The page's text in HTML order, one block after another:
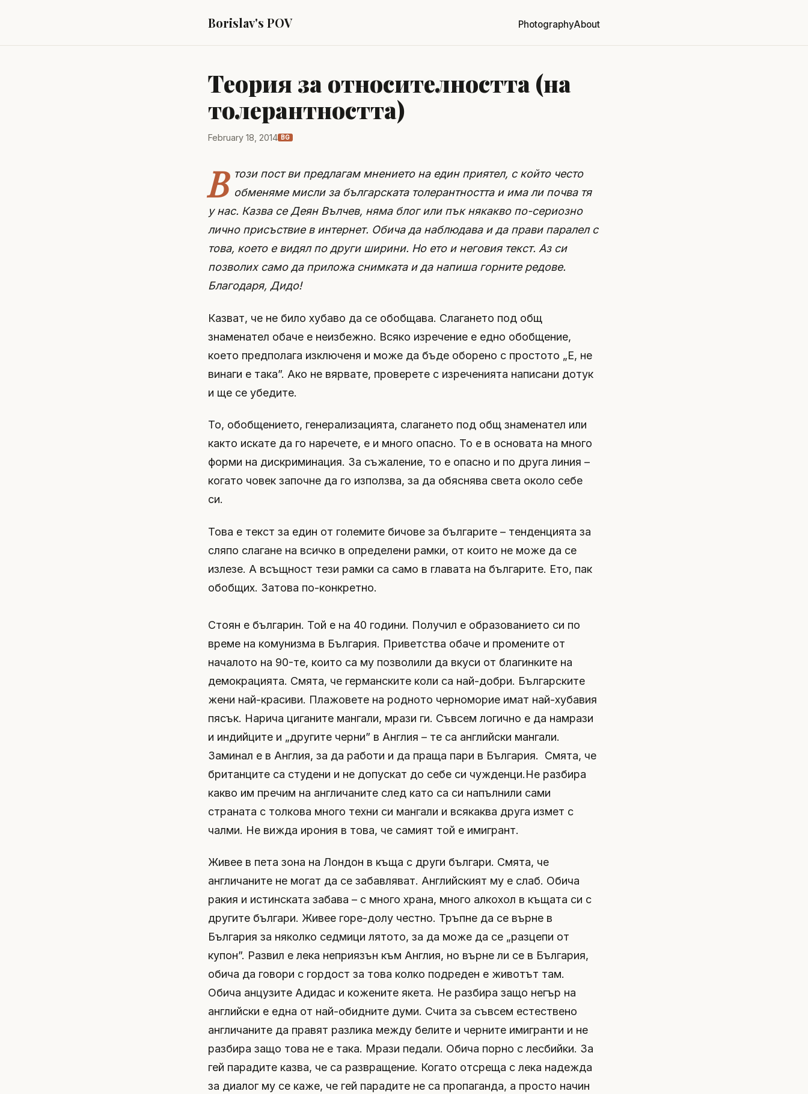
Borislav's POV PhotographyAbout
Теория за относителността (на
толерантността)
February 18, 2014 BG
В този пост ви предлагам мнението на един приятел, с който често
обменяме мисли за българската толерантността и има ли почва тя
у нас. Казва се Деян Вълчев, няма блог или пък някакво по-сериозно
лично присъствие в интернет. Обича да наблюдава и да прави паралел с
това, което е видял по други ширини. Но ето и неговия текст. Аз си
позволих само да приложа снимката и да напиша горните редове.
Благодаря, Дидо!
Казват, че не било хубаво да се обобщава. Слагането под общ
знаменател обаче е неизбежно. Всяко изречение е едно обобщение,
което предполага изключеня и може да бъде оборено с простото „Е, не
винаги е така”. Ако не вярвате, проверете с изреченията написани дотук
и ще се убедите.
То, обобщението, генерализацията, слагането под общ знаменател или
както искате да го наречете, е и много опасно. То е в основата на много
форми на дискриминация. За съжаление, то е опасно и по друга линия –
когато човек започне да го използва, за да обяснява света около себе
си.
Това е текст за един от големите бичове за българите – тенденцията за
сляпо слагане на всичко в определени рамки, от които не може да се
излезе. А всъщност тези рамки са само в главата на българите. Ето, пак
обобщих. Затова по-конкретно.
Стоян е българин. Той е на 40 години. Получил е образованието си по
време на комунизма в България. Приветства обаче и промените от
началото на 90-те, които са му позволили да вкуси от благинките на
демокрацията. Смята, че германските коли са най-добри. Българските
жени най-красиви. Плажовете на родното черноморие имат най-хубавия
пясък. Нарича циганите мангали, мрази ги. Съвсем логично е да намрази
и индийците и „другите черни” в Англия – те са английски мангали.
Заминал е в Англия, за да работи и да праща пари в България. Смята, че
британците са студени и не допускат до себе си чужденци.Не разбира
какво им пречим на англичаните след като са си напълнили сами
страната с толкова много техни си мангали и всякаква друга измет с
чалми. Не вижда ирония в това, че самият той е имигрант.
Живее в пета зона на Лондон в къща с други българи. Смята, че
англичаните не могат да се забавляват. Английският му е слаб. Обича
ракия и истинската забава – с много храна, много алкохол в къщата си с
другите българи. Живее горе-долу честно. Тръпне да се върне в
България за няколко седмици лятото, за да може да се „разцепи от
купон”. Развил е лека неприязън към Англия, но върне ли се в България,
обича да говори с гордост за това колко подреден е животът там.
Обича анцузите Адидас и кожените якета. Не разбира защо негър на
английски е една от най-обидните думи. Счита за съвсем естествено
англичаните да правят разлика между белите и черните имигранти и не
разбира защо това не е така. Мрази педали. Обича порно с лесбийки. За
гей парадите казва, че са развращение. Когато отсреща с лека надежда
за диалог му се каже, че гей парадите не са пропаганда, а просто начин